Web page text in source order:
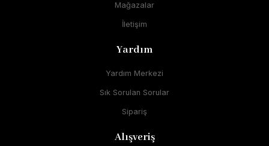
Mağazalar
İletişim
Yardım
Yardım Merkezi
Sık Sorulan Sorular
Sipariş
Alışveriş